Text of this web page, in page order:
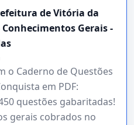
de Vitória da
Conhecimentos Gerais -
o Caderno de Questões
em PDF:
questões gabaritadas!
gerais cobrados no